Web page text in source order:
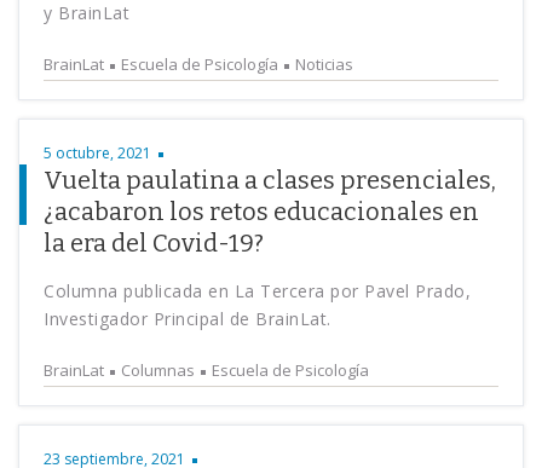
y BrainLat
BrainLat Escuela de Psicología Noticias
5 octubre, 2021
Vuelta paulatina a clases presenciales,
¿acabaron los retos educacionales en
la era del Covid-19?
Columna publicada en La Tercera por Pavel Prado,
Investigador Principal de BrainLat.
BrainLat Columnas Escuela de Psicología
23 septiembre, 2021